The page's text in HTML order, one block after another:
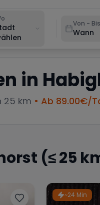
Von - Bis
Wann
in
25 km • Ab 89.00€/
(≤ 25
~24 Min